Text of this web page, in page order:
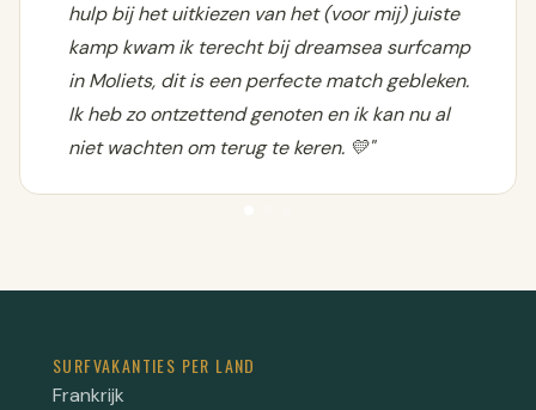
hulp bij het uitkiezen van het (voor mij) juiste
kamp kwam ik terecht bij dreamsea surfcamp
in Moliets, dit is een perfecte match gebleken.
Ik heb zo ontzettend genoten en ik kan nu al
niet wachten om terug te keren. 💛"
SURFVAKANTIES PER LAND
Frankrijk